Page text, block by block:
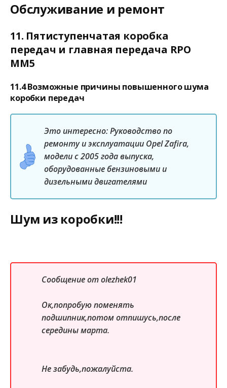
Обслуживание и ремонт
11. Пятиступенчатая коробка
передач и главная передача RPO
MM5
11.4 Возможные причины повышенного шума
коробки передач
Это интересно: Руководство по
ремонту и эксплуатации Opel Zafira,
модели с 2005 года выпуска,
оборудованные бензиновыми и
дизельными двигателями
Шум из коробки!!!
Сообщение отolezhek01
Ок,попробую поменять
подшипник,потом отпишусь,после
середины марта.
Не забудь,пожалуйста.